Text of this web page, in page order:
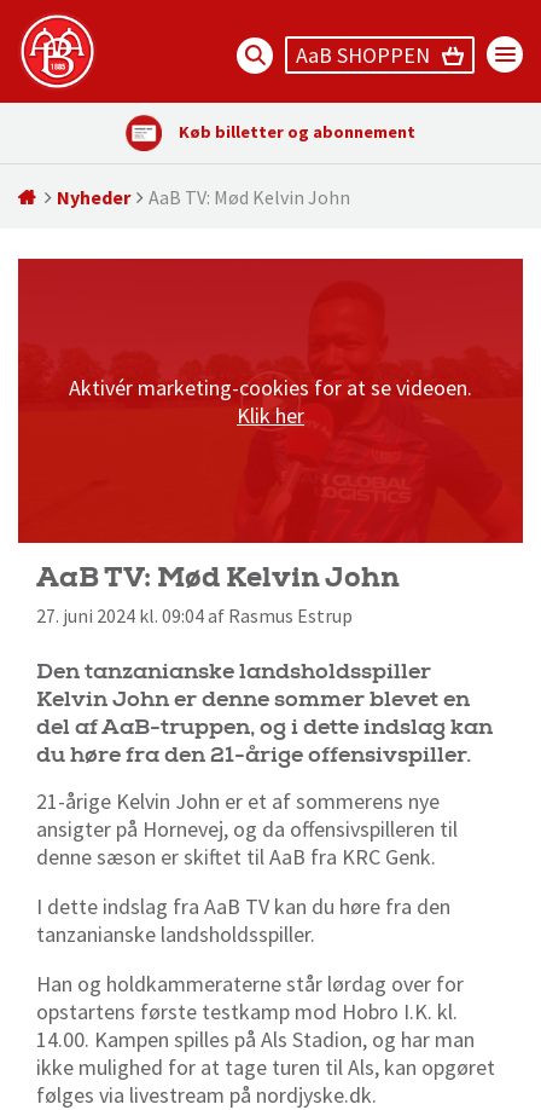
AaB SHOPPEN
Køb billetter og abonnement
Nyheder AaB TV: Mød Kelvin John
Aktivér marketing-cookies for at se videoen.
Klik her
AaB TV: Mød Kelvin John
27. juni 2024 kl. 09:04 af Rasmus Estrup
Den tanzanianske landsholdsspiller
Kelvin John er denne sommer blevet en
del af AaB-truppen, og i dette indslag kan
du høre fra den 21-årige offensivspiller.
21-årige Kelvin John er et af sommerens nye
ansigter på Hornevej, og da offensivspilleren til
denne sæson er skiftet til AaB fra KRC Genk.
I dette indslag fra AaB TV kan du høre fra den
tanzanianske landsholdsspiller.
Han og holdkammeraterne står lørdag over for
opstartens første testkamp mod Hobro I.K. kl.
14.00. Kampen spilles på Als Stadion, og har man
ikke mulighed for at tage turen til Als, kan opgøret
følges via livestream på nordjyske.dk.